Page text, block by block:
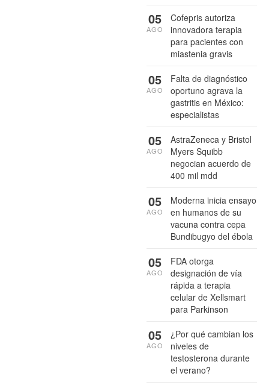
Cofepris autoriza
innovadora terapia
para pacientes con
miastenia gravis
05
AGO
Falta de diagnóstico
oportuno agrava la
gastritis en México:
especialistas
05
AGO
AstraZeneca y Bristol
Myers Squibb
negocian acuerdo de
400 mil mdd
05
AGO
Moderna inicia ensayo
en humanos de su
vacuna contra cepa
Bundibugyo del ébola
05
AGO
FDA otorga
designación de vía
rápida a terapia
celular de Xellsmart
para Parkinson
05
AGO
¿Por qué cambian los
niveles de
testosterona durante
el verano?
05
AGO